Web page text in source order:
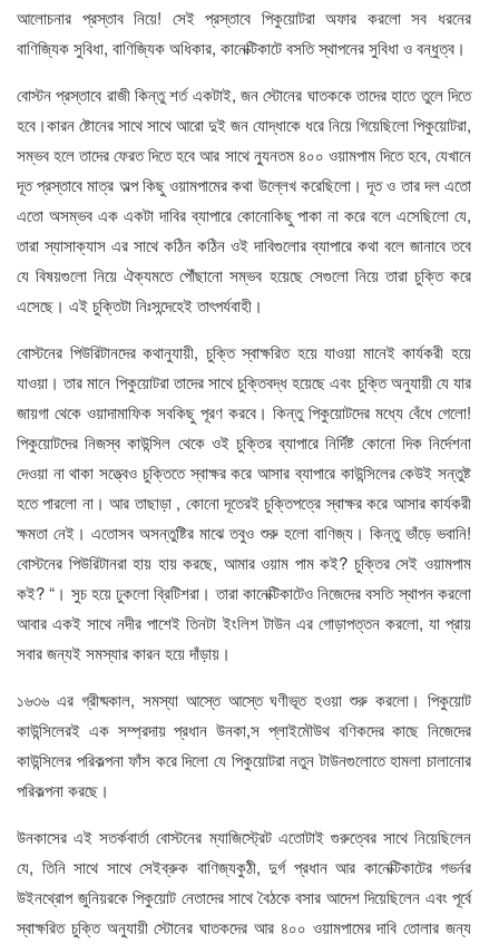
আলোচনার প্রস্তাব নিয়ে! সেই প্রস্তাবে পিকুয়োটরা অফার করলো সব ধরনের
বাণিজ্যিক সুবিধা, বাণিজ্যিক অধিকার, কানেক্টিকাটে বসতি স্থাপনের সুবিধা ও বন্ধুত্ব।
বোস্টন প্রস্তাবে রাজী কিন্তু শর্ত একটাই, জন স্টোনের ঘাতককে তাদের হাতে তুলে দিতে
হবে।কারন ষ্টোনের সাথে সাথে আরো দুই জন যোদ্ধাকে ধরে নিয়ে গিয়েছিলো পিকুয়োটরা,
সম্ভব হলে তাদের ফেরত দিতে হবে আর সাথে ন্যুনতম ৪০০ ওয়ামপাম দিতে হবে, যেখানে
দূত প্রস্তাবে মাত্র অল্প কিছু ওয়ামপামের কথা উল্লেখ করেছিলো। দূত ও তার দল এতো
এতো অসম্ভব এক একটা দাবির ব্যাপারে কোনোকিছু পাকা না করে বলে এসেছিলো যে,
তারা স্যাসাক্যাস এর সাথে কঠিন কঠিন ওই দাবিগুলোর ব্যাপারে কথা বলে জানাবে তবে
যে বিষয়গুলো নিয়ে ঐক্যমতে পৌঁছানো সম্ভব হয়েছে সেগুলো নিয়ে তারা চুক্তি করে
এসেছে। এই চুক্তিটা নিঃসন্দেহেই তাৎপর্যবাহী।
বোস্টনের পিউরিটানদের কথানুযায়ী, চুক্তি স্বাক্ষরিত হয়ে যাওয়া মানেই কার্যকরী হয়ে
যাওয়া। তার মানে পিকুয়োটরা তাদের সাথে চুক্তিবদ্ধ হয়েছে এবং চুক্তি অনুযায়ী যে যার
জায়গা থেকে ওয়াদামাফিক সবকিছু পূরণ করবে। কিন্তু পিকুয়োটদের মধ্যে বেঁধে গেলো!
পিকুয়োটদের নিজস্ব কাউন্সিল থেকে ওই চুক্তির ব্যাপারে নির্দিষ্ট কোনো দিক নির্দেশনা
দেওয়া না থাকা সত্ত্বেও চুক্তিতে স্বাক্ষর করে আসার ব্যাপারে কাউন্সিলের কেউই সন্তুষ্ট
হতে পারলো না। আর তাছাড়া , কোনো দূতেরই চুক্তিপত্রে স্বাক্ষর করে আসার কার্যকরী
ক্ষমতা নেই। এতোসব অসন্তুষ্টির মাঝে তবুও শুরু হলো বাণিজ্য। কিন্তু ভাঁড়ে ভবানি!
বোস্টনের পিউরিটানরা হায় হায় করছে, আমার ওয়াম পাম কই? চুক্তির সেই ওয়ামপাম
কই? “। সুচ হয়ে ঢুকলো ব্রিটিশরা। তারা কানেক্টিকাটেও নিজেদের বসতি স্থাপন করলো
আবার একই সাথে নদীর পাশেই তিনটা ইংলিশ টাউন এর গোড়াপত্তন করলো, যা প্রায়
সবার জন্যই সমস্যার কারন হয়ে দাঁড়ায়।
১৬৩৬ এর গ্রীষ্মকাল, সমস্যা আস্তে আস্তে ঘণীভূত হওয়া শুরু করলো। পিকুয়োট
কাউন্সিলেরই এক সম্প্রদায় প্রধান উনকা,স প্লাইমৌউথ বণিকদের কাছে নিজেদের
কাউন্সিলের পরিকল্পনা ফাঁস করে দিলো যে পিকুয়োটরা নতুন টাউনগুলোতে হামলা চালানোর
পরিকল্পনা করছে।
উনকাসের এই সতর্কবার্তা বোস্টনের ম্যাজিস্ট্রেট এতোটাই গুরুত্বের সাথে নিয়েছিলেন
যে, তিনি সাথে সাথে সেইব্রুক বাণিজ্যকুঠী, দুর্গ প্রধান আর কানেক্টিকাটের গভর্নর
উইনথ্রোপ জুনিয়রকে পিকুয়োট নেতাদের সাথে বৈঠকে বসার আদেশ দিয়েছিলেন এবং পূর্বে
স্বাক্ষরিত চুক্তি অনুযায়ী স্টোনের ঘাতকদের আর ৪০০ ওয়ামপামের দাবি তোলার জন্য